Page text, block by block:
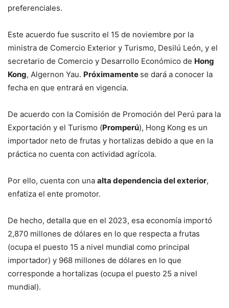
preferenciales.
Este acuerdo fue suscrito el 15 de noviembre por la
ministra de Comercio Exterior y Turismo, Desilú León, y el
secretario de Comercio y Desarrollo Económico de Hong
Kong, Algernon Yau. Próximamente se dará a conocer la
fecha en que entrará en vigencia.
De acuerdo con la Comisión de Promoción del Perú para la
Exportación y el Turismo (Promperú), Hong Kong es un
importador neto de frutas y hortalizas debido a que en la
práctica no cuenta con actividad agrícola.
Por ello, cuenta con una alta dependencia del exterior,
enfatiza el ente promotor.
De hecho, detalla que en el 2023, esa economía importó
2,870 millones de dólares en lo que respecta a frutas
(ocupa el puesto 15 a nivel mundial como principal
importador) y 968 millones de dólares en lo que
corresponde a hortalizas (ocupa el puesto 25 a nivel
mundial).